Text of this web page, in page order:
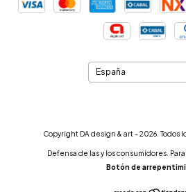
Copyright DA design & art - 2026. Todos
Defensa de las y los consumidores.
Botón de